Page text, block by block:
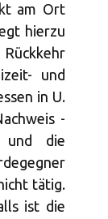
am Ort
hierzu
und
in U.
-
und die
tätig.
ist die